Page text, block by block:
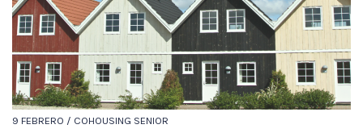
9 FEBRERO / COHOUSING SENIOR